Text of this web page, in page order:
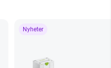
Nyheter